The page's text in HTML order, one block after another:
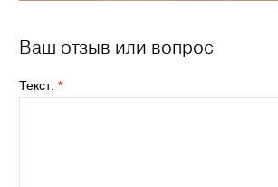
Ваш отзыв или вопрос
Текст: *